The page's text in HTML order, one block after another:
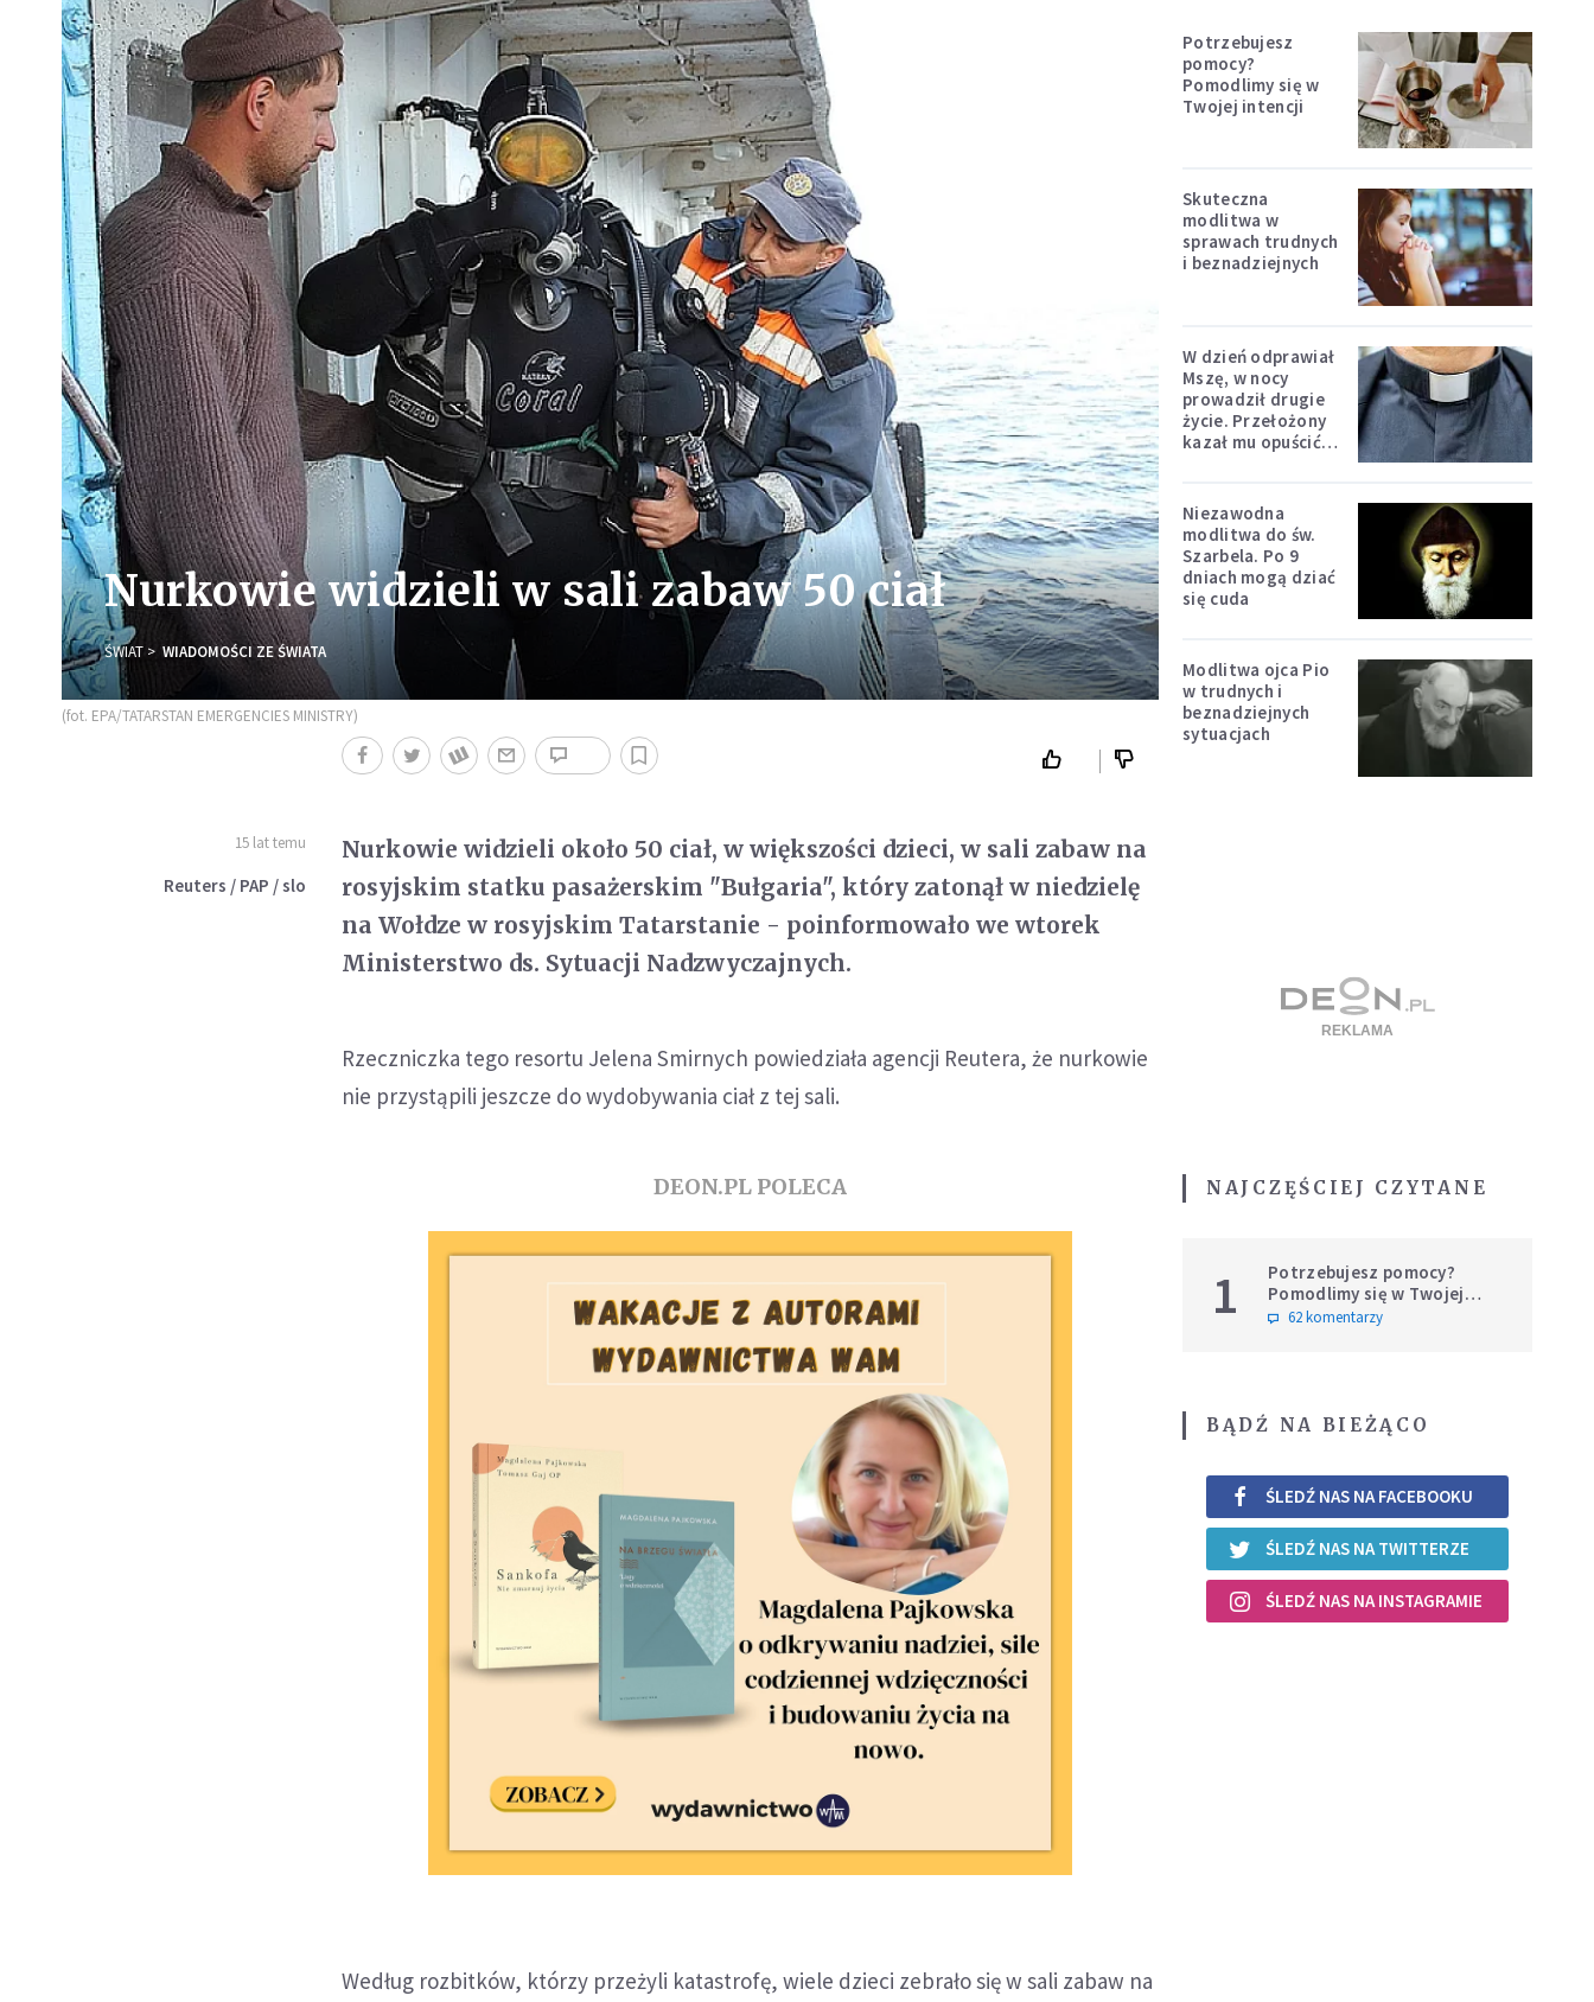
Nurkowie widzieli w sali zabaw 50 ciał
ŚWIAT WIADOMOŚCI ZE ŚWIATA
(fot. EPA/TATARSTAN EMERGENCIES MINISTRY)
15 lat temu
Reuters / PAP / slo
Nurkowie widzieli około 50 ciał, w większości dzieci, w sali zabaw na
rosyjskim statku pasażerskim "Bułgaria", który zatonął w niedzielę
na Wołdze w rosyjskim Tatarstanie - poinformowało we wtorek
Ministerstwo ds. Sytuacji Nadzwyczajnych.
Rzeczniczka tego resortu Jelena Smirnych powiedziała agencji Reutera, że nurkowie
nie przystąpili jeszcze do wydobywania ciał z tej sali.
DEON.PL POLECA
Według rozbitków, którzy przeżyli katastrofę, wiele dzieci zebrało się w sali zabaw na
Potrzebujesz
pomocy?
Pomodlimy się w
Twojej intencji
Skuteczna
modlitwa w
sprawach trudnych
i beznadziejnych
W dzień odprawiał
Mszę, w nocy
prowadził drugie
życie. Przełożony
kazał mu opuścić
Niezawodna
modlitwa do św.
Szarbela. Po 9
dniach mogą dziać
się cuda
Modlitwa ojca Pio
w trudnych i
beznadziejnych
sytuacjach
NAJCZĘŚCIEJ CZYTANE
1
Potrzebujesz pomocy?
Pomodlimy się w Twojej
intencji
62 komentarzy
BĄDŹ NA BIEŻĄCO
ŚLEDŹ NAS NA FACEBOOKU
ŚLEDŹ NAS NA TWITTERZE
ŚLEDŹ NAS NA INSTAGRAMIE